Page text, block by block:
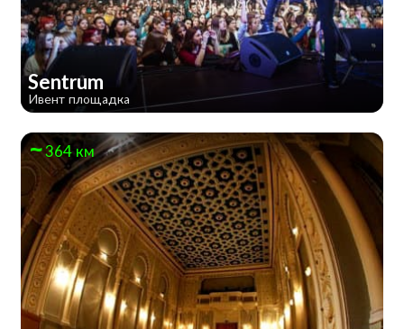
Sentrum
Ивент площадка
364 км